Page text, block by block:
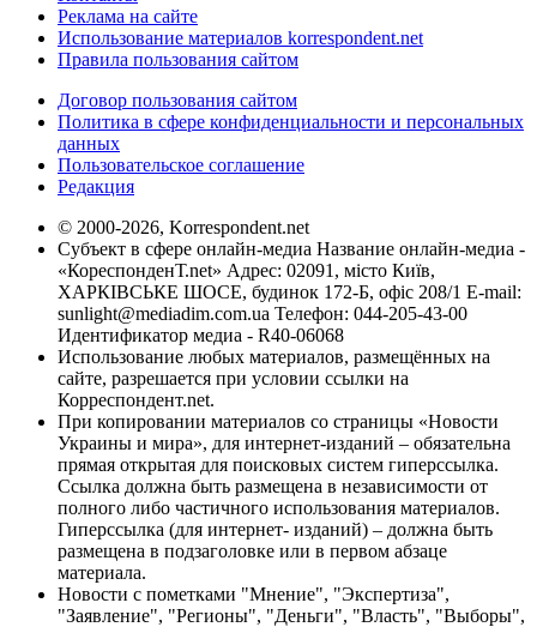
Реклама на сайте
Использование материалов korrespondent.net
Правила пользования сайтом
Договор пользования сайтом
Политика в сфере конфиденциальности и персональных
данных
Пользовательское соглашение
Редакция
© 2000-2026, Korrespondent.net
Субъект в сфере онлайн-медиа Название онлайн-медиа -
«КореспонденТ.net» Адрес: 02091, місто Київ,
ХАРКІВСЬКЕ ШОСЕ, будинок 172-Б, офіс 208/1 E-mail:
sunlight@mediadim.com.ua Телефон: 044-205-43-00
Идентификатор медиа - R40-06068
Использование любых материалов, размещённых на
сайте, разрешается при условии ссылки на
Корреспондент.net.
При копировании материалов со страницы «Новости
Украины и мира», для интернет-изданий – обязательна
прямая открытая для поисковых систем гиперссылка.
Ссылка должна быть размещена в независимости от
полного либо частичного использования материалов.
Гиперссылка (для интернет- изданий) – должна быть
размещена в подзаголовке или в первом абзаце
материала.
Новости с пометками "Мнение", "Экспертиза",
"Заявление", "Регионы", "Деньги", "Власть", "Выборы",